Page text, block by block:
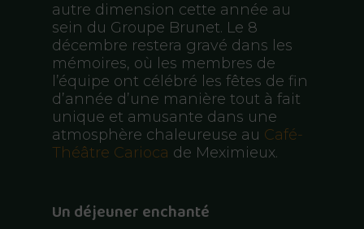
autre dimension cette année au
sein du Groupe Brunet. Le 8
décembre restera gravé dans les
mémoires, où les membres de
l’équipe ont célébré les fêtes de fin
d’année d’une manière tout à fait
unique et amusante dans une
atmosphère chaleureuse au Café-
Théâtre Carioca de Meximieux.
Un déjeuner enchanté